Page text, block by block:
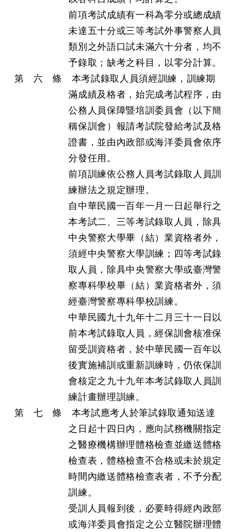
前項考試成績有一科為零分或總成績
未達五十分或三等考試外事警察人員
類別之外語口試未滿六十分者，均不
予錄取；缺考之科目，以零分計算。
第 六 條 本考試錄取人員須經訓練，訓練期
滿成績及格者，始完成考試程序，由
公務人員保障暨培訓委員會（以下簡
稱保訓會）報請考試院發給考試及格
證書，並由內政部或海洋委員會依序
分發任用。
前項訓練依公務人員考試錄取人員訓
練辦法之規定辦理。
自中華民國一百年一月一日起舉行之
本考試二、三等考試錄取人員，除具
中央警察大學畢（結）業資格者外，
須經中央警察大學訓練；四等考試錄
取人員，除具中央警察大學或臺灣警
察專科學校畢（結）業資格者外，須
經臺灣警察專科學校訓練。
中華民國九十九年十二月三十一日以
前本考試錄取人員，經保訓會核准保
留受訓資格者，於中華民國一百年以
後實施補訓或重新訓練時，仍依保訓
會核定之九十九年本考試錄取人員訓
練計畫辦理訓練。
第 七 條 本考試應考人於筆試錄取通知送達
之日起十四日內，應向試務機關指定
之醫療機構辦理體格檢查並繳送體格
檢查表，體格檢查不合格或未於規定
時間內繳送體格檢查表者，不予分配
訓練。
受訓人員報到後，必要時得經內政部
或海洋委員會指定之公立醫院辦理體